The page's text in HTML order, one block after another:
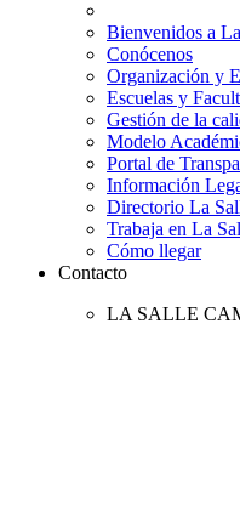
Bienvenidos a
Conócenos
Organización y
Escuelas y
Gestión de la
Modelo
Portal de
Información
Directorio La
Trabaja en La
Cómo llegar
Contacto
LA SALLE